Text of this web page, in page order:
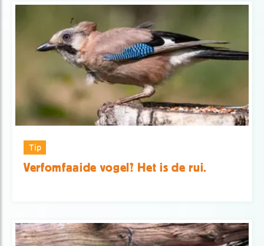
Tip
Verfomfaaide vogel? Het is de rui.